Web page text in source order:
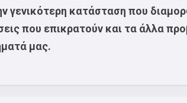
κατάσταση που
που επικρατούν και τα άλλα
μας.